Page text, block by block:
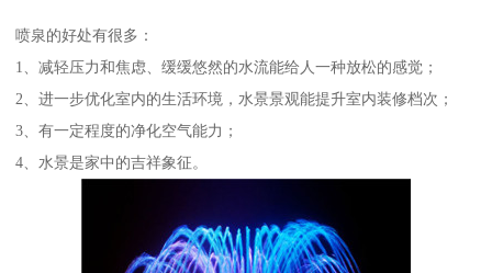
喷泉的好处有很多：
1、减轻压力和焦虑、缓缓悠然的水流能给人一种放松的感觉；
2、进一步优化室内的生活环境，水景景观能提升室内装修档次；
3、有一定程度的净化空气能力；
4、水景是家中的吉祥象征。